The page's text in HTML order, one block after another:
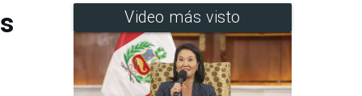
Video más visto